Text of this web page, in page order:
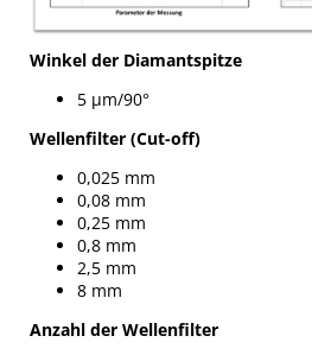
Winkel der Diamantspitze
5 µm/90°
Wellenfilter (Cut-off)
0,025 mm
0,08 mm
0,25 mm
0,8 mm
2,5 mm
8 mm
Anzahl der Wellenfilter